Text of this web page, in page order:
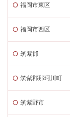
福岡市東区
福岡市西区
筑紫郡
筑紫郡那珂川町
筑紫野市